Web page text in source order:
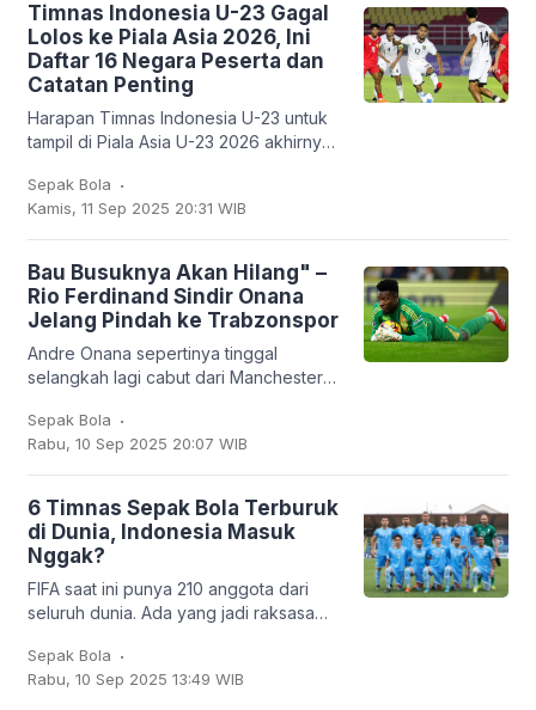
Timnas Indonesia U-23 Gagal
Lolos ke Piala Asia 2026, Ini
Daftar 16 Negara Peserta dan
Catatan Penting
Harapan Timnas Indonesia U-23 untuk
tampil di Piala Asia U-23 2026 akhirnya
mampu finis sebagai runner-up Grup J
dengan empat
Sepak Bola .
Kamis, 11 Sep 2025 20:31 WIB
Bau Busuknya Akan Hilang" –
Rio Ferdinand Sindir Onana
Jelang Pindah ke Trabzonspor
Andre Onana sepertinya tinggal
selangkah lagi cabut dari Manchester
dipinjamkan ke klub Turki,
Trabzonspor. Dan
Sepak Bola .
Rabu, 10 Sep 2025 20:07 WIB
6 Timnas Sepak Bola Terburuk
di Dunia, Indonesia Masuk
Nggak?
FIFA saat ini punya 210 anggota dari
seluruh dunia. Ada yang jadi raksasa
Argentina, hingga Prancis, tapi ada juga
tim
Sepak Bola .
Rabu, 10 Sep 2025 13:49 WIB